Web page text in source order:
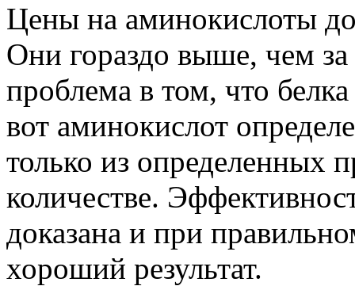
Цены на аминокислоты
Они гораздо выше, чем
проблема в том, что
вот аминокислот
только из определенных
количестве.
доказана и при
хороший результат.